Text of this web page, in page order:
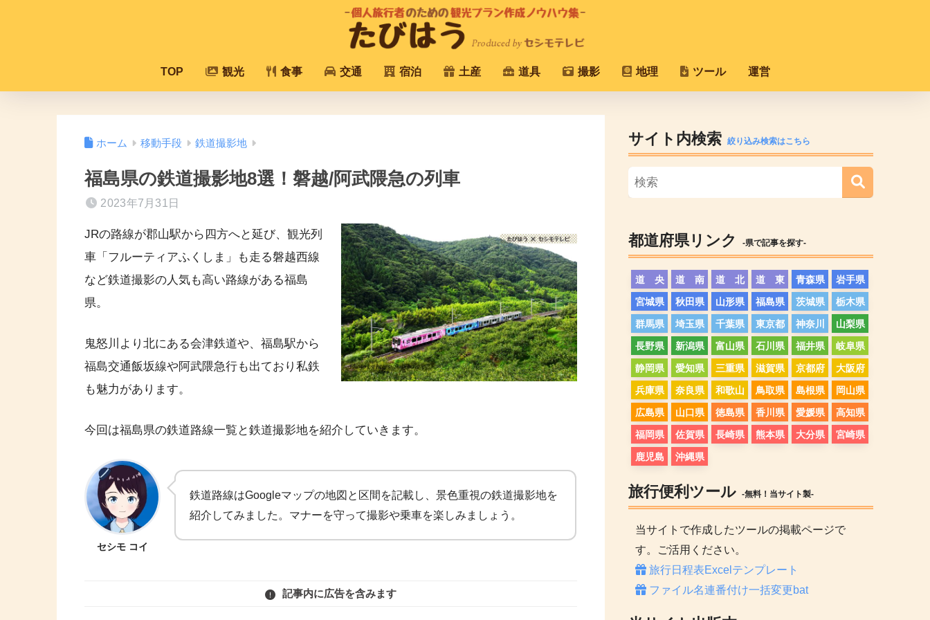
TOP 観光 食事 交通 宿泊 土産 道具 撮影 地理 ツール 運営
ホーム 移動手段 鉄道撮影地
福島県の鉄道撮影地8選！磐越/阿武隈急の列車
2023年7月31日
JRの路線が郡山駅から四方へと延び、観光列
車「フルーティアふくしま」も走る磐越西線
など鉄道撮影の人気も高い路線がある福島
県。
鬼怒川より北にある会津鉄道や、福島駅から
福島交通飯坂線や阿武隈急行も出ており私鉄
も魅力があります。
今回は福島県の鉄道路線一覧と鉄道撮影地を紹介していきます。
セシモ コイ
鉄道路線はGoogleマップの地図と区間を記載し、景色重視の鉄道撮影地を
紹介してみました。マナーを守って撮影や乗車を楽しみましょう。
記事内に広告を含みます
サイト内検索 絞り込み検索はこちら
都道府県リンク -県で記事を探す-
道 央 道 南 道 北 道 東 青森県
岩手県
宮城県
秋田県 山形県 福島県 茨城県
栃木県
群馬県
埼玉県 千葉県 東京都 神奈川
山梨県
長野県
新潟県 富山県 石川県 福井県
岐阜県
静岡県
愛知県 三重県 滋賀県 京都府
大阪府
兵庫県
奈良県 和歌山 鳥取県 島根県
岡山県
広島県
山口県 徳島県 香川県 愛媛県
高知県
福岡県
佐賀県 長崎県 熊本県 大分県
宮崎県
鹿児島
沖縄県
旅行便利ツール -無料！当サイト製-
当サイトで作成したツールの掲載ページで
す。ご活用ください。
旅行日程表Excelテンプレート
ファイル名連番付け一括変更bat